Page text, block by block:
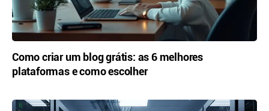
Como criar um blog grátis: as 6 melhores
plataformas e como escolher